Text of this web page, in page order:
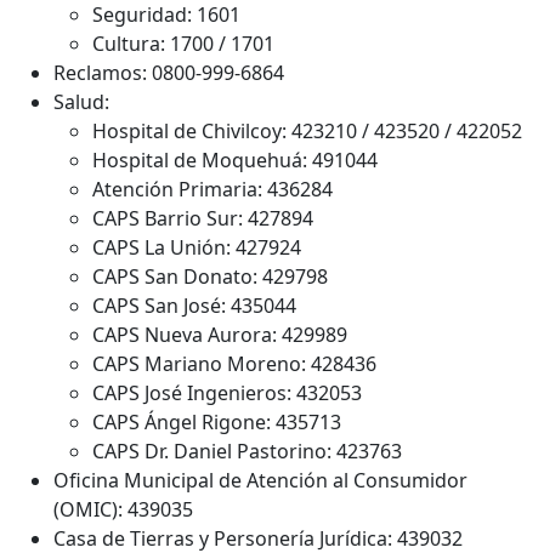
Seguridad: 1601
Cultura: 1700 / 1701
Reclamos: 0800-999-6864
Salud:
Hospital de Chivilcoy: 423210 / 423520 / 422052
Hospital de Moquehuá: 491044
Atención Primaria: 436284
CAPS Barrio Sur: 427894
CAPS La Unión: 427924
CAPS San Donato: 429798
CAPS San José: 435044
CAPS Nueva Aurora: 429989
CAPS Mariano Moreno: 428436
CAPS José Ingenieros: 432053
CAPS Ángel Rigone: 435713
CAPS Dr. Daniel Pastorino: 423763
Oficina Municipal de Atención al Consumidor
(OMIC): 439035
Casa de Tierras y Personería Jurídica: 439032